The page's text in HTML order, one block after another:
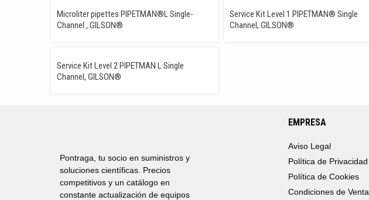
Microliter pipettes PIPETMAN®L Single-
Channel , GILSON®
Service Kit Level 1 PIPETMAN® Single
Channel, GILSON®
Service Kit Level 2 PIPETMAN L Single
Channel, GILSON®
Pontraga, tu socio en suministros y
soluciones científicas. Precios
competitivos y un catálogo en
constante actualización de equipos
EMPRESA
Aviso Legal
Política de Privacidad
Política de Cookies
Condiciones de Venta